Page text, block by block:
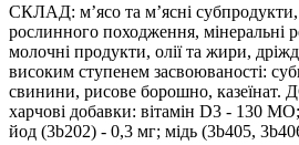
СКЛАД: м’ясо та м’ясні субпродукти,
рослинного походження, мінеральні
молочні продукти, олії та жири,
високим ступенем засвоюваності:
свинини, рисове борошно,
харчові добавки: вітамін D3 - 130
йод (3b202) - 0,3 мг; мiдь (3b405,